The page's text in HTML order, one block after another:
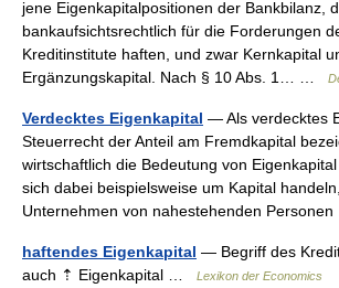
jene Eigenkapitalpositionen der Bankbilanz,
bankaufsichtsrechtlich für die Forderungen
Kreditinstitute haften, und zwar Kernkapital
Ergänzungskapital. Nach § 10 Abs. 1… …
Verdecktes Eigenkapital — Als verdecktes
Steuerrecht der Anteil am Fremdkapital
wirtschaftlich die Bedeutung von
sich dabei beispielsweise um Kapital
Unternehmen von nahestehenden
haftendes Eigenkapital — Begriff des
auch ⇡ Eigenkapital …
Lexikon der Economics